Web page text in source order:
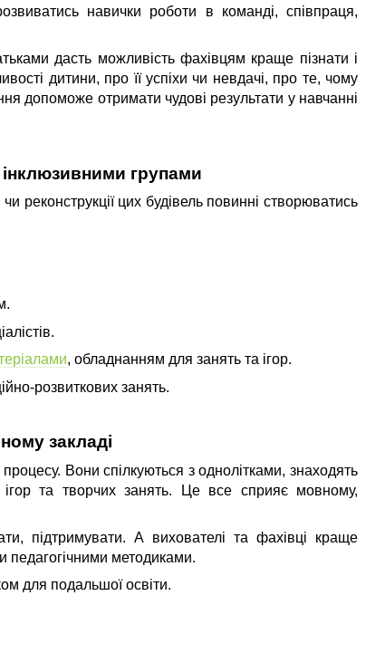
навички роботи в команді, співпраця,
дасть можливість фахівцям краще пізнати і
дитини, про її успіхи чи невдачі, про те, чому
допоможе отримати чудові результати у навчанні
групами
реконструкції цих будівель повинні створюватись
, обладнанням для занять та ігор.
розвиткових занять.
закладі
Вони спілкуються з однолітками, знаходять
та творчих занять. Це все сприяє мовному,
підтримувати. А вихователі та фахівці краще
педагогічними методиками.
для подальшої освіти.